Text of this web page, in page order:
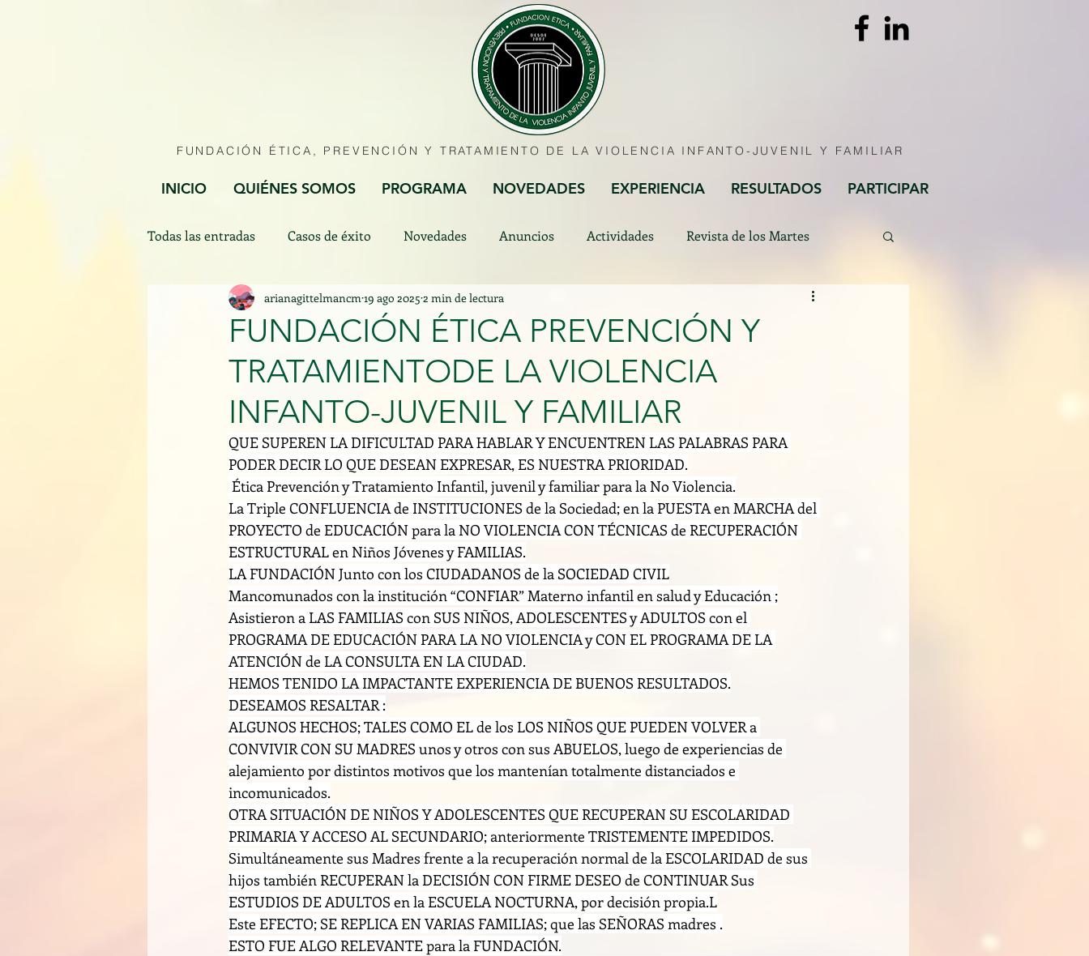
FUNDACIÓN ÉTICA, PREVENCIÓN Y TRATAMIENTO DE LAVIOLENCIA INFANTO-JUVENIL Y FAMILIAR
INICIO QUIÉNES SOMOS PROGRAMA NOVEDADES EXPERIENCIA RESULTADOS PARTICIPAR
Todas las entradas Casos de éxito Novedades Anuncios Actividades Revista de los Martes
Efemérides
FUNDACIÓN ÉTICA PREVENCIÓN Y
TRATAMIENTODE LA VIOLENCIA
INFANTO-JUVENIL Y FAMILIAR
arianagittelmancm 19 ago 2025 2 min de lectura
QUE SUPEREN LA DIFICULTAD PARA HABLAR Y ENCUENTREN LAS PALABRAS PARA
PODER DECIR LO QUE DESEAN EXPRESAR, ES NUESTRA PRIORIDAD.
Ética Prevención y Tratamiento Infantil, juvenil y familiar para la No Violencia.
La Triple CONFLUENCIA de INSTITUCIONES de la Sociedad; en la PUESTA en MARCHA del
PROYECTO de EDUCACIÓN para la NO VIOLENCIA CON TÉCNICAS de RECUPERACIÓN
ESTRUCTURAL en Niños Jóvenes y FAMILIAS.
LA FUNDACIÓN Junto con los CIUDADANOS de la SOCIEDAD CIVIL
Mancomunados con la institución “CONFIAR” Materno infantil en salud y Educación ;
Asistieron a LAS FAMILIAS con SUS NIÑOS, ADOLESCENTES y ADULTOS con el
PROGRAMA DE EDUCACIÓN PARA LA NO VIOLENCIA y CON EL PROGRAMA DE LA
ATENCIÓN de LA CONSULTA EN LA CIUDAD.
HEMOS TENIDO LA IMPACTANTE EXPERIENCIA DE BUENOS RESULTADOS.
DESEAMOS RESALTAR :
ALGUNOS HECHOS; TALES COMO EL de los LOS NIÑOS QUE PUEDEN VOLVER a
CONVIVIR CON SU MADRES unos y otros con sus ABUELOS, luego de experiencias de
alejamiento por distintos motivos que los mantenían totalmente distanciados e
incomunicados.
OTRA SITUACIÓN DE NIÑOS Y ADOLESCENTES QUE RECUPERAN SU ESCOLARIDAD
PRIMARIA Y ACCESO AL SECUNDARIO; anteriormente TRISTEMENTE IMPEDIDOS.
Simultáneamente sus Madres frente a la recuperación normal de la ESCOLARIDAD de sus
hijos también RECUPERAN la DECISIÓN CON FIRME DESEO de CONTINUAR Sus
ESTUDIOS DE ADULTOS en la ESCUELA NOCTURNA, por decisión propia.L
Este EFECTO; SE REPLICA EN VARIAS FAMILIAS; que las SEÑORAS madres .
ESTO FUE ALGO RELEVANTE para la FUNDACIÓN.